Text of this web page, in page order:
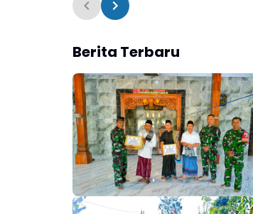
Berita Terbaru